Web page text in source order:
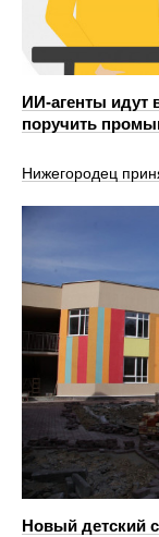
ИИ-агенты идут
поручить
Нижегородец
Новый детский